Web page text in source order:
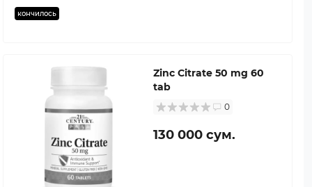
кончилось
Zinc Citrate 50 mg 60
tab
0
130 000 сум.